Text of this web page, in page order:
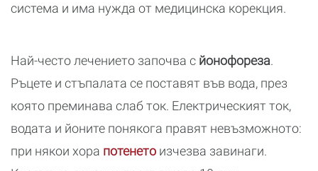
система и има нужда от медицинска корекция.
Най-често лечението започва с йонофореза.
Ръцете и стъпалата се поставят във вода, през
която преминава слаб ток. Електрическият ток,
водата и йоните понякога правят невъзможното:
при някои хора потенето изчезва завинаги.